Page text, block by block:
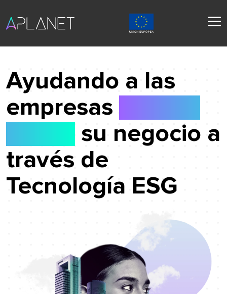
Ayudando a las
empresas
su negocio a
través de
Tecnología ESG